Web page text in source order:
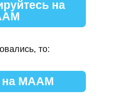
на
то:
на МААМ